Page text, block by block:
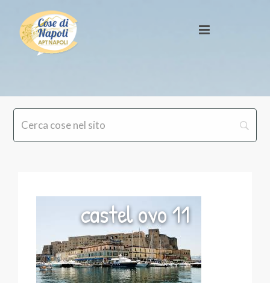
castel ovo 11